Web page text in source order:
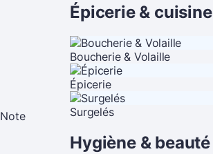
Note
Épicerie & cuisine
Boucherie & Volaille
Épicerie
Surgelés
Hygiène & beauté